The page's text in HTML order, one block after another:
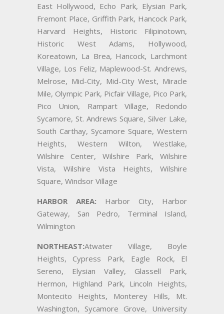
East Hollywood, Echo Park, Elysian Park,
Fremont Place, Griffith Park, Hancock Park,
Harvard Heights, Historic Filipinotown,
Historic West Adams, Hollywood,
Koreatown, La Brea, Hancock, Larchmont
Village, Los Feliz, Maplewood-St. Andrews,
Melrose, Mid-City, Mid-City West, Miracle
Mile, Olympic Park, Picfair Village, Pico Park,
Pico Union, Rampart Village, Redondo
Sycamore, St. Andrews Square, Silver Lake,
South Carthay, Sycamore Square, Western
Heights, Western Wilton, Westlake,
Wilshire Center, Wilshire Park, Wilshire
Vista, Wilshire Vista Heights, Wilshire
Square, Windsor Village
HARBOR AREA: Harbor City, Harbor
Gateway, San Pedro, Terminal Island,
Wilmington
NORTHEAST:Atwater Village, Boyle
Heights, Cypress Park, Eagle Rock, El
Sereno, Elysian Valley, Glassell Park,
Hermon, Highland Park, Lincoln Heights,
Montecito Heights, Monterey Hills, Mt.
Washington, Sycamore Grove, University